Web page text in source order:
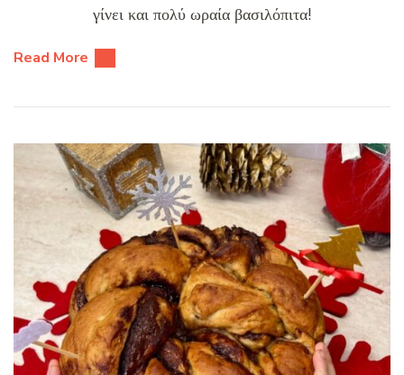
γίνει και πολύ ωραία βασιλόπιτα!
Read More